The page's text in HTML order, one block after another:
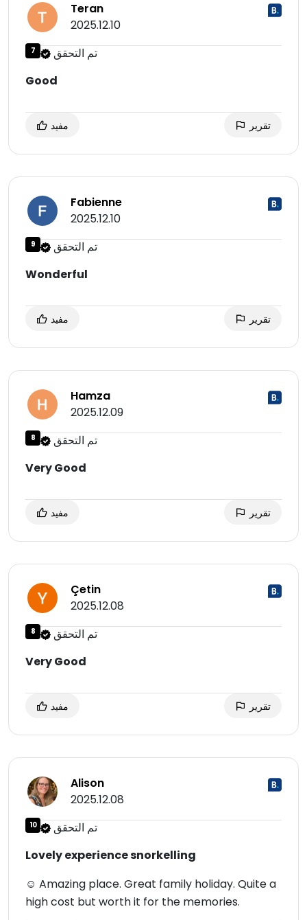
Teran
2025.12.10
7
تم التحقق
Good
مفيد تقرير
Fabienne
2025.12.10
9
تم التحقق
Wonderful
مفيد تقرير
Hamza
2025.12.09
8
تم التحقق
Very Good
مفيد تقرير
Çetin
2025.12.08
8
تم التحقق
Very Good
مفيد تقرير
Alison
2025.12.08
10
تم التحقق
Lovely experience snorkelling
☺ Amazing place. Great family holiday. Quite a
high cost but worth it for the memories.